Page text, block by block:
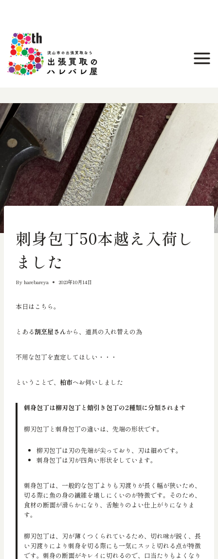
刺身包丁50本越え入荷し
ました
By harebareya 2023年10月14日
本日はこちら。
とある割烹屋さんから、道具の入れ替えの為
不用な包丁を査定してほしい・・・
ということで、 柏市へお伺いしました
刺身包丁は柳刃包丁と蛸引き包丁の2種類に分類されます
柳刃包丁と刺身包丁の違いは、先端の形状です。
柳刃包丁は刃の先端が尖っており、刃は細めです。
刺身包丁は刃が四角い形状をしています。
刺身包丁は、一般的な包丁よりも刃渡りが長く幅が狭いため、
切る際に魚の身の繊維を壊しにくいのが特徴です。そのため、
食材の断面が滑らかになり、舌触りのよい仕上がりになりま
す。
柳刃包丁は、刃が薄くつくられているため、切れ味が鋭く、長
い刃渡りにより刺身を切る際にも一気にスッと切れる点が特徴
です。刺身の断面がキレイに切れるので、口当たりもよくなり